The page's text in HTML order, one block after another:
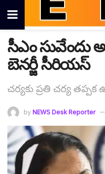
సీఎం
బెన‌ర్జీ సీరియ‌స్
చ‌ర్య‌కు ప్ర‌తి చ‌ర్య త‌ప్ప‌క
by NEWS Desk Reporter